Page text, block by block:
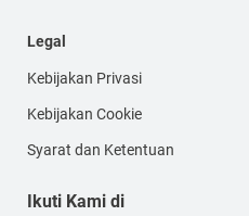
Legal
Kebijakan Privasi
Kebijakan Cookie
Syarat dan Ketentuan
Ikuti Kami di